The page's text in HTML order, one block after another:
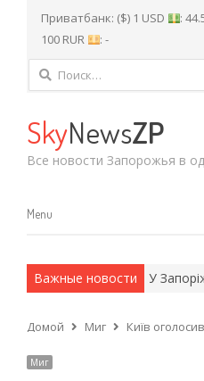
Приватбанк: ($) 1 USD :
100 RUR
: -
Найти:
SkyNewsZP
Все новости Запорожья в
Menu
Menu
Важные новости
армейские методы. У
Домой Миг Київ
Миг